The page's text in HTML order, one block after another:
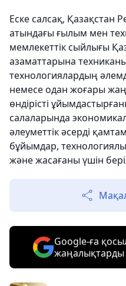
Еске салсақ, Қазақстан
атындағы ғылым мен
мемлекеттік сыйлығы
азаматтарына
технологиялардың
немесе одан жоғары
өндірісті
салаларында
әлеуметтік әсерді
бұйымдар,
және жасағаны үшін
Google-ға
жаңалықтарды